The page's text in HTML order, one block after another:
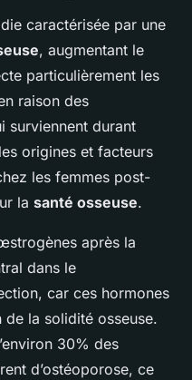
caractérisée par une
, augmentant le
particulièrement les
raison des
surviennent durant
origines et facteurs
les femmes post-
la santé osseuse.
après la
dans le
car ces hormones
de la solidité osseuse.
30% des
d’ostéoporose, ce